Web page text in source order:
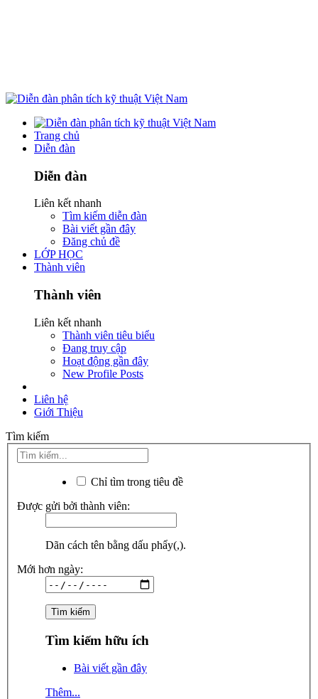
Trang chủ
Diễn đàn
Diễn đàn
Liên kết nhanh
Tìm kiếm diễn đàn
Bài viết gần đây
Đăng chủ đề
LỚP HỌC
Thành viên
Thành viên
Liên kết nhanh
Thành viên tiêu biểu
Đang truy cập
Hoạt động gần đây
New Profile Posts
Liên hệ
Giới Thiệu
Tìm kiếm
Chỉ tìm trong tiêu đề
Được gửi bởi thành viên:
Dãn cách tên bằng dấu phẩy(,).
Mới hơn ngày:
Tìm kiếm hữu ích
Bài viết gần đây
Thêm...